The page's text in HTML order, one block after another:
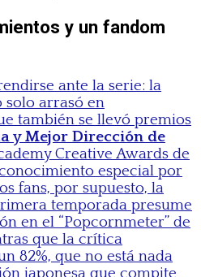
y un fandom
ante la serie: la
arrasó en
también se llevó premios
y Mejor Dirección de
Creative Awards de
especial por
fans, por supuesto, la
temporada presume
en el “Popcornmeter” de
que la crítica
82%, que no está nada
japonesa que compite